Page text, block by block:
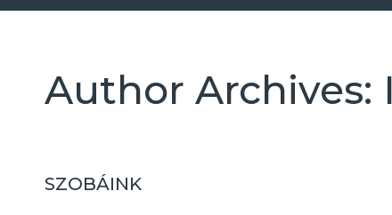
Author Archives:
SZOBÁINK